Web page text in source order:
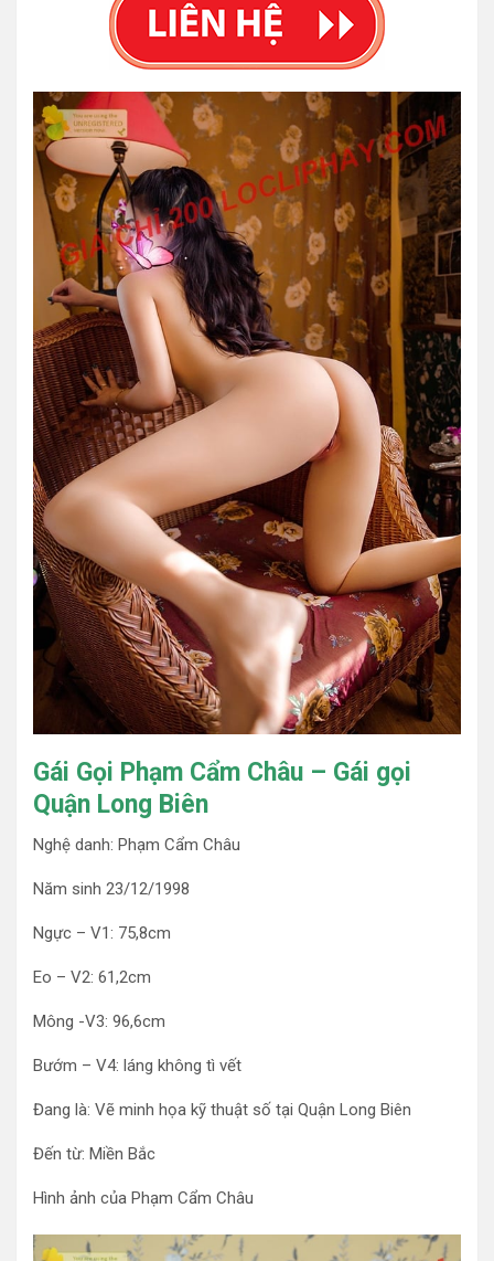
Gái Gọi Phạm Cẩm Châu – Gái gọi
Quận Long Biên
Nghệ danh: Phạm Cẩm Châu
Năm sinh 23/12/1998
Ngực – V1: 75,8cm
Eo – V2: 61,2cm
Mông -V3: 96,6cm
Bướm – V4: láng không tì vết
Đang là: Vẽ minh họa kỹ thuật số tại Quận Long Biên
Đến từ: Miền Bắc
Hình ảnh của Phạm Cẩm Châu